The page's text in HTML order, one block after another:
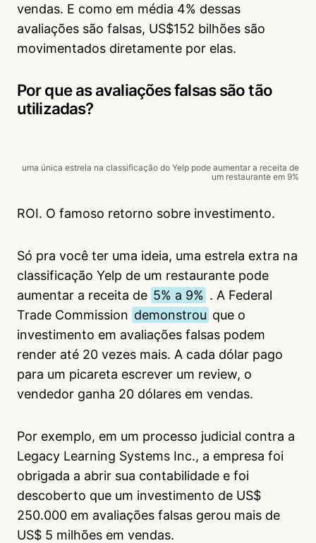
vendas. E como em média 4% dessas
avaliações são falsas, US$152 bilhões são
movimentados diretamente por elas.
Por que as avaliações falsas são tão
utilizadas?
uma única estrela na classificação do Yelp pode aumentar a receita de
um restaurante em 9%
ROI. O famoso retorno sobre investimento.
Só pra você ter uma ideia, uma estrela extra na
classificação Yelp de um restaurante pode
aumentar a receita de 5% a 9% . A Federal
Trade Commission demonstrou que o
investimento em avaliações falsas podem
render até 20 vezes mais. A cada dólar pago
para um picareta escrever um review, o
vendedor ganha 20 dólares em vendas.
Por exemplo, em um processo judicial contra a
Legacy Learning Systems Inc., a empresa foi
obrigada a abrir sua contabilidade e foi
descoberto que um investimento de US$
250.000 em avaliações falsas gerou mais de
US$ 5 milhões em vendas.